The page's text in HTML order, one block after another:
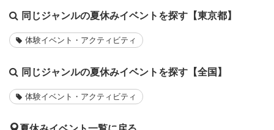
同じジャンルの夏休みイベントを探す【東京都】
体験イベント・アクティビティ
同じジャンルの夏休みイベントを探す【全国】
体験イベント・アクティビティ